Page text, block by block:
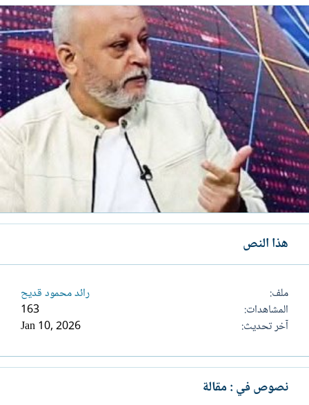
هذا النص
ملف
رائد محمود قديح
المشاهدات
163
آخر تحديث
Jan 10, 2026
نصوص في : مقالة